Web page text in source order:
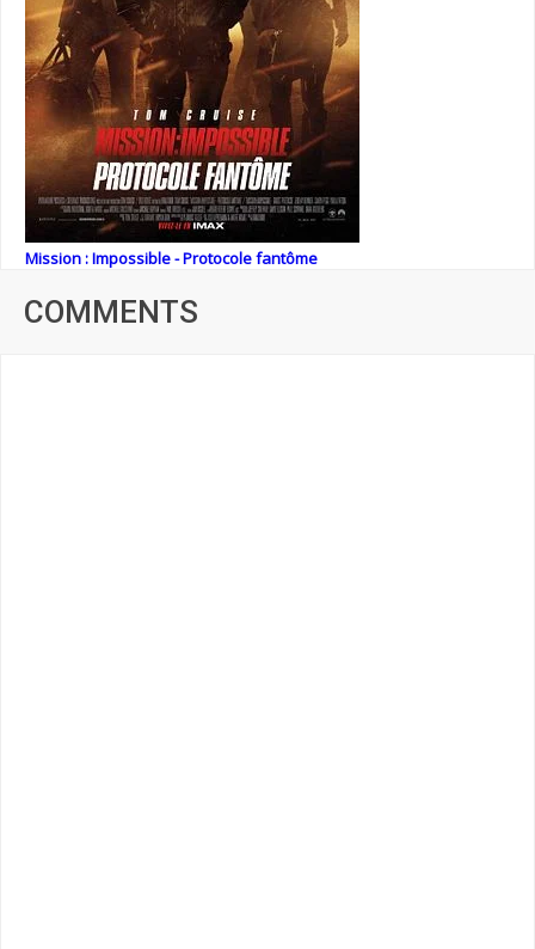
Mission : Impossible - Protocole fantôme
COMMENTS